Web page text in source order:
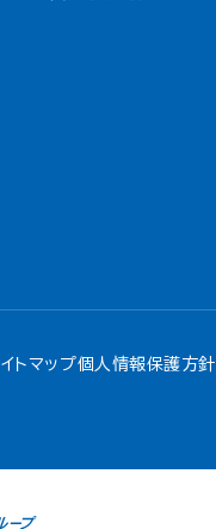
トマップ個人情報保護方針